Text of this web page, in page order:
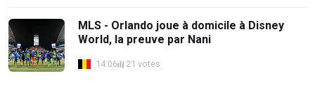
MLS - Orlando joue à domicile à Disney
World, la preuve par Nani
14:06 21 votes